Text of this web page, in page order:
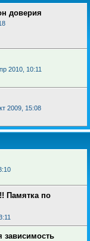
доверия
2010, 10:11
2009, 15:08
по
зависимость